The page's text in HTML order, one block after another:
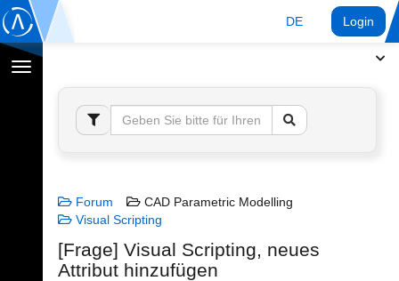
DE Login
Navigation
umschalten
Forum
CAD Parametric Modelling
Visual Scripting
[Frage] Visual Scripting, neues
Attribut hinzufügen